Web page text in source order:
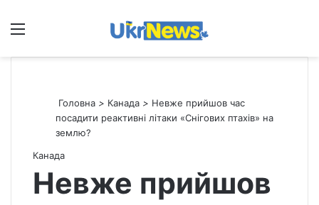
Меню
Головна > Канада > Невже прийшов час
посадити реактивні літаки «Снігових птахів» на
землю?
Канада
Невже прийшов